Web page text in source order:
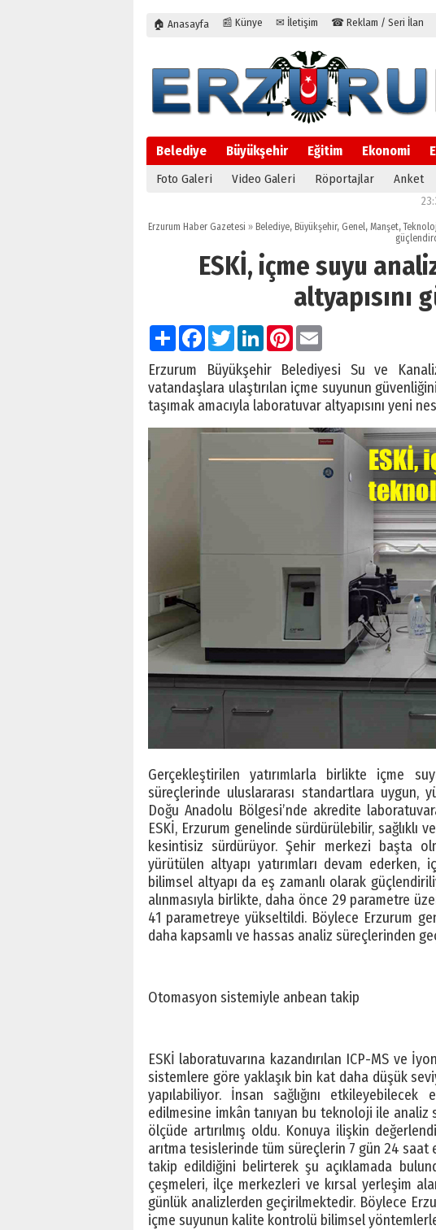
🏠 Anasayfa 📰 Künye ✉ İletişim ☎ Reklam / Seri İlan
Belediye Büyükşehir Eğitim Ekonomi
Foto Galeri Video Galeri Röportajlar Anket
Erzurum Haber Gazetesi » Belediye, Büyükşehir, Genel, Manşet,
ESKİ, içme suyu
altyapısını
PaylaşFacebook
TwitterLinkedInPinterest
Erzurum Büyükşehir Belediyesi Su ve
vatandaşlara ulaştırılan içme suyunun
taşımak amacıyla laboratuvar altyapısını yeni
Gerçekleştirilen yatırımlarla birlikte içme
süreçlerinde uluslararası standartlara uygun,
Doğu Anadolu Bölgesi’nde akredite
ESKİ, Erzurum genelinde sürdürülebilir, sağlıklı
kesintisiz sürdürüyor. Şehir merkezi başta
yürütülen altyapı yatırımları devam
bilimsel altyapı da eş zamanlı olarak
alınmasıyla birlikte, daha önce 29 parametre
41 parametreye yükseltildi. Böylece Erzurum
daha kapsamlı ve hassas analiz süreçlerinden
Otomasyon sistemiyle anbean takip
ESKİ laboratuvarına kazandırılan ICP-MS ve
sistemlere göre yaklaşık bin kat daha düşük
yapılabiliyor. İnsan sağlığını
edilmesine imkân tanıyan bu teknoloji ile
ölçüde artırılmış oldu. Konuya ilişkin
arıtma tesislerinde tüm süreçlerin 7 gün 24
takip edildiğini belirterek şu açıklamada
çeşmeleri, ilçe merkezleri ve kırsal yerleşim
günlük analizlerden geçirilmektedir. Böylece
içme suyunun kalite kontrolü bilimsel